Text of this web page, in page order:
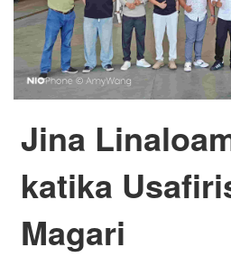
Jina
katika
Magari